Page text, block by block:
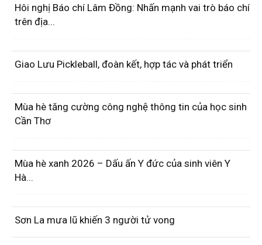
Hôi nghị Báo chí Lâm Đồng: Nhấn mạnh vai trò báo chí
trên địa...
Giao Lưu Pickleball, đoàn kết, hợp tác và phát triển
Mùa hè tăng cường công nghệ thông tin của học sinh
Cần Thơ
Mùa hè xanh 2026 – Dấu ấn Y đức của sinh viên Y
Hà...
Sơn La mưa lũ khiến 3 người tử vong